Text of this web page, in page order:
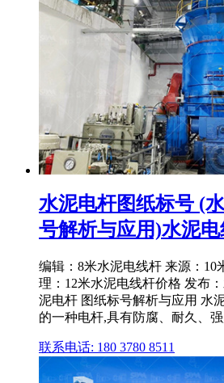
水泥电杆图纸标号 (
号解析与应用)水泥电
编辑：8米水泥电线杆 来源：10
理：12米水泥电线杆价格 发布
泥电杆 图纸标号解析与应用 水
的一种电杆,具有防腐、耐久、强
联系电话: 180 3780 8511